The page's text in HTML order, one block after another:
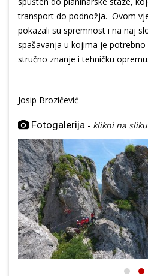
transport do podnožja. Ovom
pokazali su spremnost i na naj
spašavanja u kojima je
stručno znanje i tehničku opremu.
Josip Brozičević
Fotogalerija - klikni na